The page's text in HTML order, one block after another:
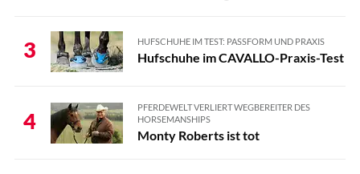
3 HUFSCHUHE IM TEST: PASSFORM UND PRAXIS
Hufschuhe im CAVALLO-Praxis-Test
4
PFERDEWELT VERLIERT WEGBEREITER DES
HORSEMANSHIPS
Monty Roberts ist tot